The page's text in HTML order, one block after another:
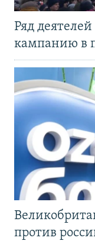
Ряд
кампанию в
против